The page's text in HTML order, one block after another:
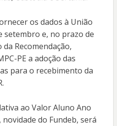
os dados à União
setembro e, no prazo de
Recomendação,
PE a adoção das
para o recebimento da
ao Valor Aluno Ano
novidade do Fundeb, será